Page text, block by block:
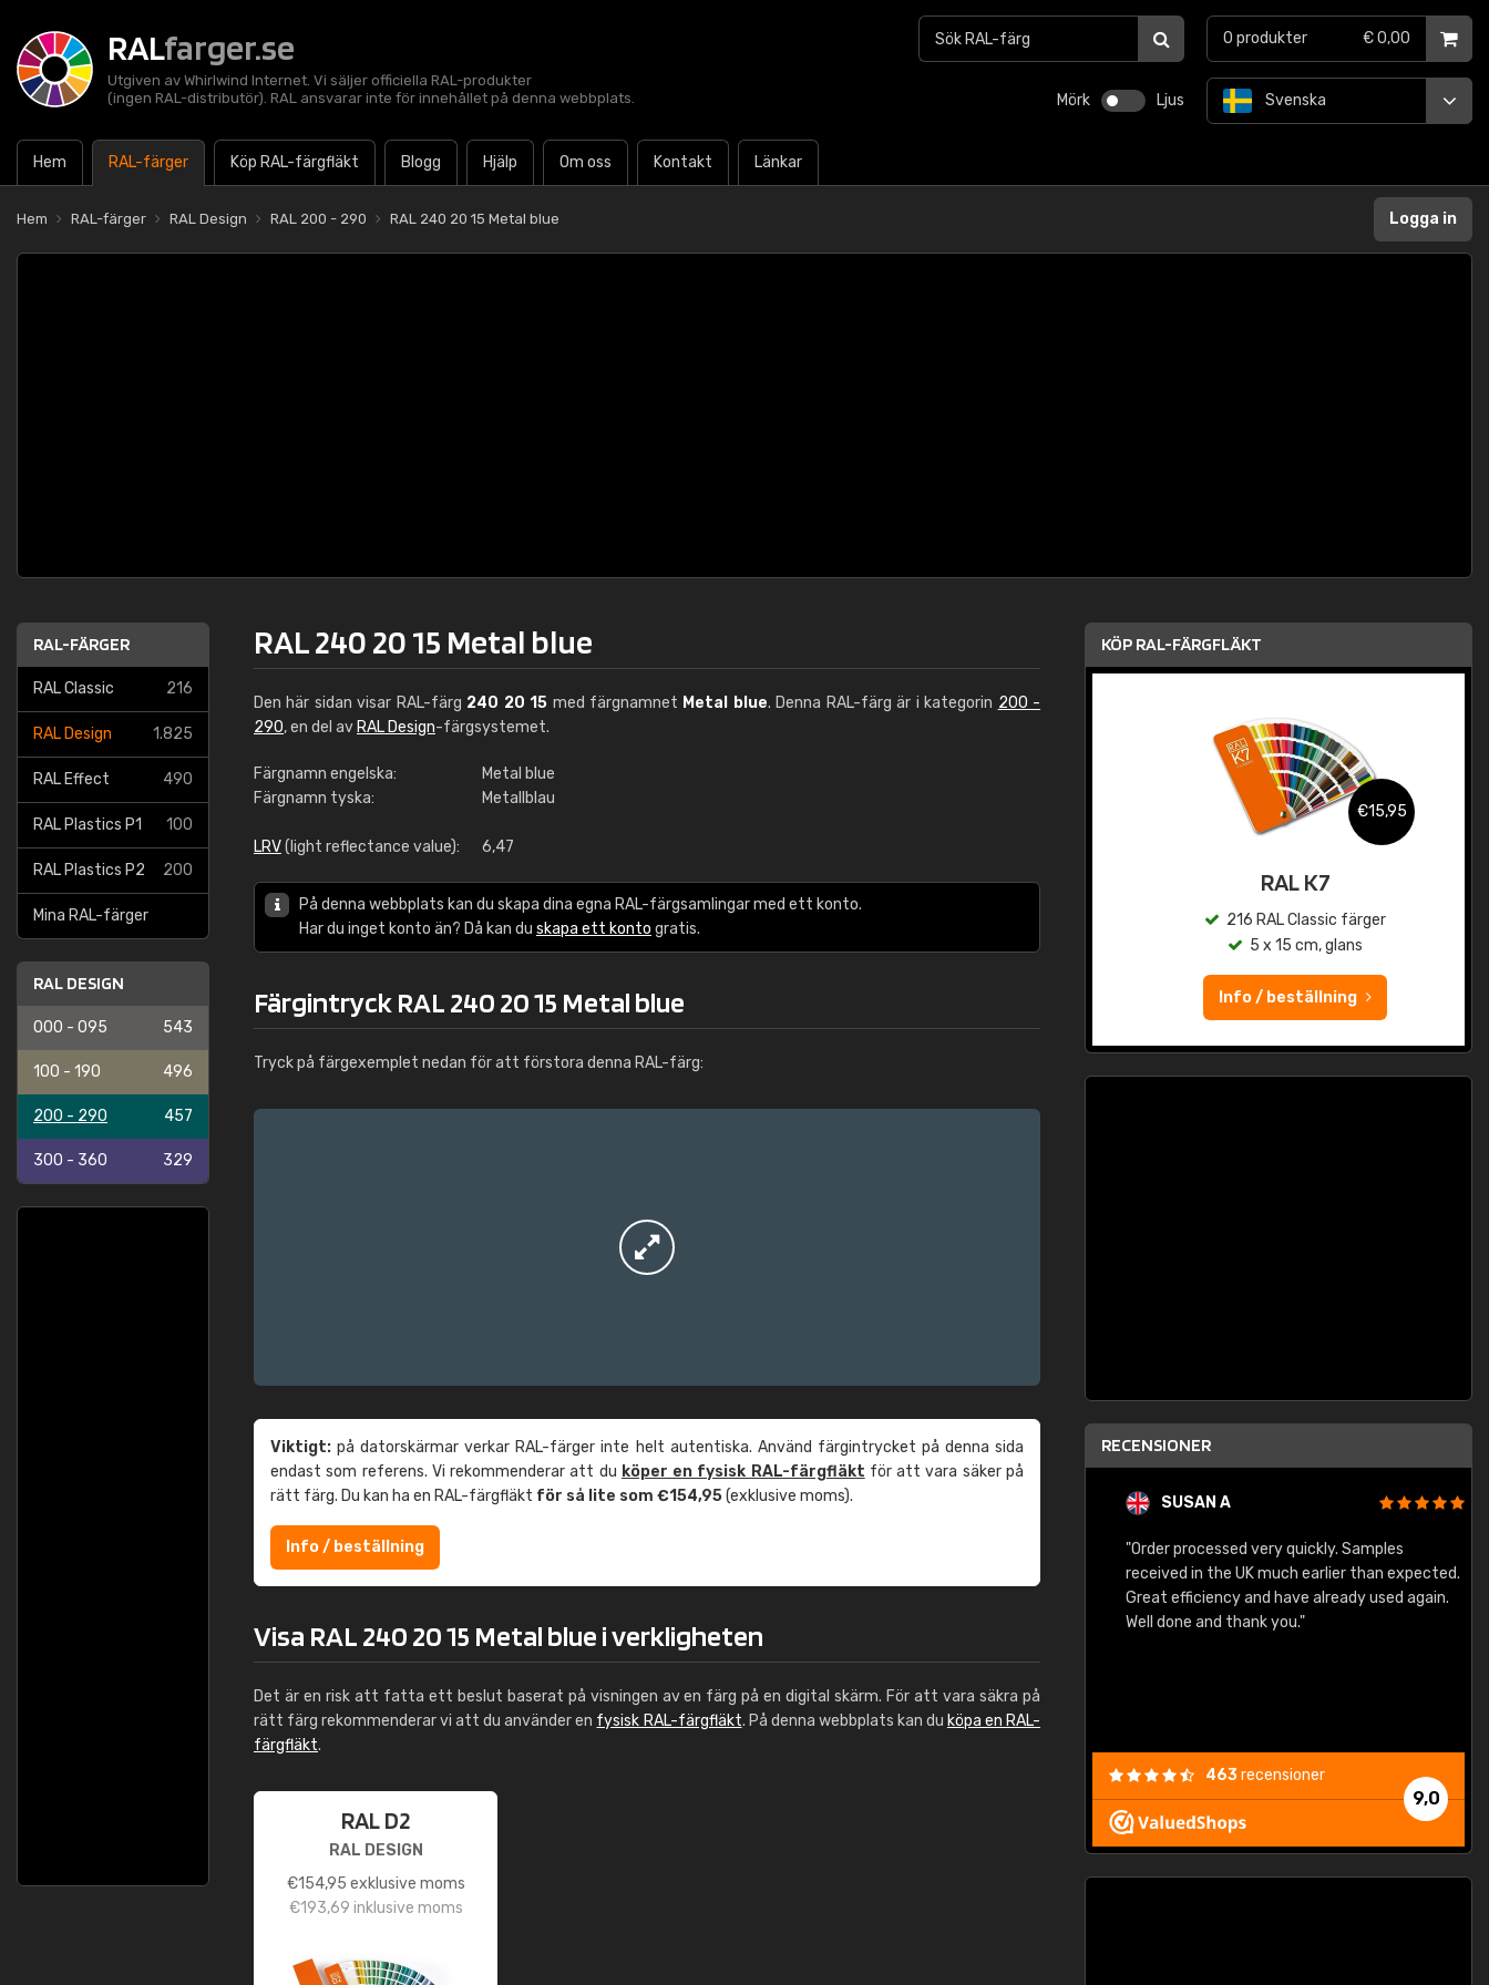
RALfarger.se
Utgiven av Whirlwind Internet. Vi säljer officiella RAL-produkter
(ingen RAL-distributör). RAL ansvarar inte för innehållet på denna webbplats.
Mörk Ljus
Hem RAL-färger Köp RAL-färgfläkt Blogg Hjälp Om oss Kontakt Länkar
Svenska
0 produkter € 0,00
Hem RAL-färger RAL Design RAL 200 - 290 RAL 240 20 15 Metal blue Logga in
RAL-FÄRGER
RAL Classic 216
RAL Design 1.825
RAL Effect 490
RAL Plastics P1 100
RAL Plastics P2 200
Mina RAL-färger
RAL DESIGN
000 - 095 543
100 - 190 496
200 - 290 457
300 - 360 329
RAL 240 20 15 Metal blue
Den här sidan visar RAL-färg 240 20 15 med färgnamnet Metal blue. Denna RAL-färg är i kategorin 200 -
290, en del av RAL Design-färgsystemet.
Färgnamn engelska:
Metal blue
Färgnamn tyska:
Metallblau
LRV(light reflectance value): 6,47
På denna webbplats kan du skapa dina egna RAL-färgsamlingar med ett konto.
Har du inget konto än? Då kan du skapa ett konto gratis.
Färgintryck RAL 240 20 15 Metal blue
Tryck på färgexemplet nedan för att förstora denna RAL-färg:
Viktigt: på datorskärmar verkar RAL-färger inte helt autentiska. Använd färgintrycket på denna sida
endast som referens. Vi rekommenderar att du köper en fysisk RAL-färgfläkt för att vara säker på
rätt färg. Du kan ha en RAL-färgfläkt för så lite som €154,95(exklusive moms).
Info / beställning
Visa RAL 240 20 15 Metal blue i verkligheten
Det är en risk att fatta ett beslut baserat på visningen av en färg på en digital skärm. För att vara säkra på
rätt färg rekommenderar vi att du använder en fysisk RAL-färgfläkt. På denna webbplats kan du köpa en RAL-
färgfläkt.
RAL D2
RAL DESIGN
€154,95 exklusive moms
€193,69 inklusive moms
KÖP RAL-FÄRGFLÄKT
RAL K7 vattenbaserad
€15,95
RAL K7
216 RAL Classic färger
5 x 15 cm, glans
Info / beställning
RECENSIONER
Leinster Home and
SUSAN A
"Order processed very quickly. Samples
received in the UK much earlier than expected.
Great efficiency and have already used again.
Well done and thank you."
9,0
463recensioner